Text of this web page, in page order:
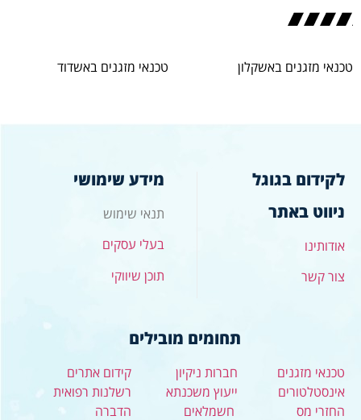
טכנאי מזגנים באשקלון טכנאי מזגנים באשדוד
לקידום בגוגל
ניווט באתר
אודותינו
צור קשר
מידע שימושי
תנאי שימוש
בעלי עסקים
תוכן שיווקי
תחומים מובילים
טכנאי מזגנים
אינסטלטורים
החזרי מס
חברות ניקיון
ייעוץ משכנתא
חשמלאים
קידום אתרים
רשלנות רפואית
הדברה